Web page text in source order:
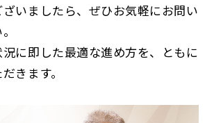
いましたら、ぜひお気軽にお問い
に即した最適な進め方を、ともに
きます。